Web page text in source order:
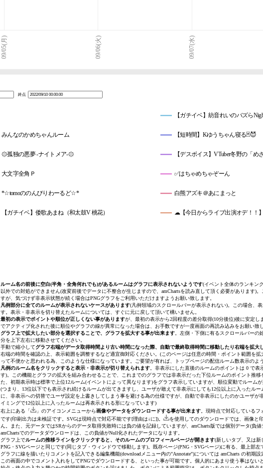
09/05(月) 09/06(火) 09/07(水)
終点
【ガチイベ】紡音れいのバズら
みんなのかめちゃんルーム 【短時間】Kゆうちゃん寝る🃏😈
۞孤独の悪夢 -ナイトメア-۞ 【デスボイス】VTuber冬野の「め
大文字全角Ｐ ✅はちゃめちゃぞーん
*☆tomoののんびりわーるど☆* 白熊アズキ＠あにまっと
【ガチイベ】倭歌あまね（和太鼓V 桃花） ☁️【今日からライブ出演オデ！！
ルーム名の前後に空白(半角・全角何れでも)があるルームはグラフに表示されないようです(イベント全体のランキン
以外での対処ができません(改変前後でデータに不整合が生じますので、amChartsを読み直して頂く必要がありま
すが、気づけず非表示状態が続く場合はPNGグラフをご利用いただけますようお願い致します。
凡例部分に全てのルームが表示されないケースがあります(凡例領域のスクロールバーが表示されない)。この場合、
す。表示・非表示を切り替えたルームについては、すぐに元に戻して頂いて構いません。
最初の表示でポイントや順位が正しくない事がありますが、最初の表示から2回程度の差分取得(10分後位)後に安定
でアクティブ化された後に順位やグラフの線が異常になった場合は、お手数ですが一度画面の再読み込みをお願い致
グラフ上で拡大したい部分を選択することで、グラフを拡大する事が出来ます。左側・下側に有るスクロールバーの
分を上下左右に移動させてください。
手動で縮小してグラフ右端がデータ取得時間より古い時間になった際、自動で最終取得時間に移動したり右端を拡
右端の時間を確認の上、表示範囲を調整するなど適宜御対応ください。 (このページは任意の時間・ポイント範囲を
って不便かと思われる為、このような仕様になっています。ご要望が有れば、トップページの配信ルーム数表示の
凡例のルーム名をクリックすると表示・非表示が切り替えられます。非表示にした直後のルームのポイントは 0 で表
す)。この機能とグラフの拡大を組み合わせることで、これまでのグラフでは非表示だった下位ルームのポイント推
た、初期表示時は標準で上位12ルーム(イベントによって異なります)をグラフ表示していますが、順位変動でルーム
(つまり、13位以下でも表示され続けるルームが出てきますし、ユーザが敢えて非表示にしても12位以上に入った
に、非表示への切替でユーザ設定を上書きしてしまう事を避ける為の仕様ですが、自動で非表示にしたのかユーザ
イミングで12位以上に入ったルームは再表示される形になっています)
右上にある「
」のアイコンメニューから画像やデータをダウンロードする事が出来ます。現時点で対応しているフ
です(印刷出力は未検証です。SVGは現時点で対応不能です[理由は↓に])。
を使用してのダウンロードでは、画像と
ん。また、元データではSRからのデータ取得失敗時には負の値を記録していますが、amCharts版では個別データ(
amChartsでのデータダウンロードは、この負値がNull化されたデータになります。
グラフ上でルームの推移ラインをクリックすると、そのルームのプロフィールページが開きます(新しいタブ、又は新
PNG・SVGページと同じです(同じタブ・ウィンドウで移動します)。既存ページ(PNG・SVGページ)に有る、最上部
グラフに線を描いたりコメントを記入できる編集機能(downloadメニュー内の"Annotate")については amCharts の初
この画面の中でコメント入れをしてPNGでダウンロードする、といった事が可能です。個人的にあまり使う事はない